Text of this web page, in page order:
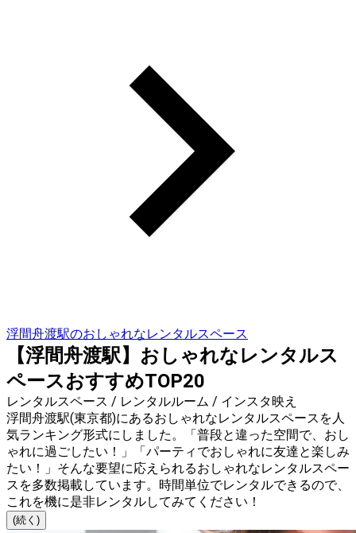
浮間舟渡駅のおしゃれなレンタルスペース
【浮間舟渡駅】おしゃれなレンタルス
ペースおすすめTOP20
レンタルスペース / レンタルルーム / インスタ映え
浮間舟渡駅(東京都)にあるおしゃれなレンタルスペースを人
気ランキング形式にしました。「普段と違った空間で、おし
ゃれに過ごしたい！」「パーティでおしゃれに友達と楽しみ
たい！」そんな要望に応えられるおしゃれなレンタルスペー
スを多数掲載しています。時間単位でレンタルできるので、
これを機に是非レンタルしてみてください！
(続く)